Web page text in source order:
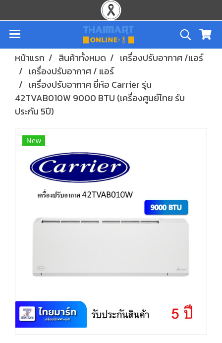
หน้าแรก สินค้าทั้งหมด
เครื่องปรับอากาศ /แอร์
เครื่องปรับอากาศ / แอร์
เครื่องปรับอากาศ ยี่ห้อ Carrier รุ่น
42TVAB010W 9000 BTU (เครื่องศูนย์ไทย รับ
ประกัน 5ปี)
New